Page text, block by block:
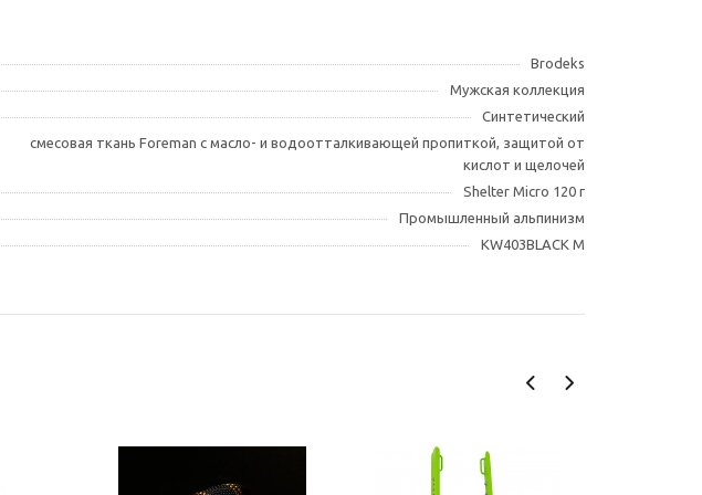
Brodeks
Мужская коллекция
Синтетический
смесовая ткань Foreman с масло- и водоотталкивающей пропиткой, защитой от
кислот и щелочей
Shelter Micro 120 г
Промышленный альпинизм
KW403BLACK M